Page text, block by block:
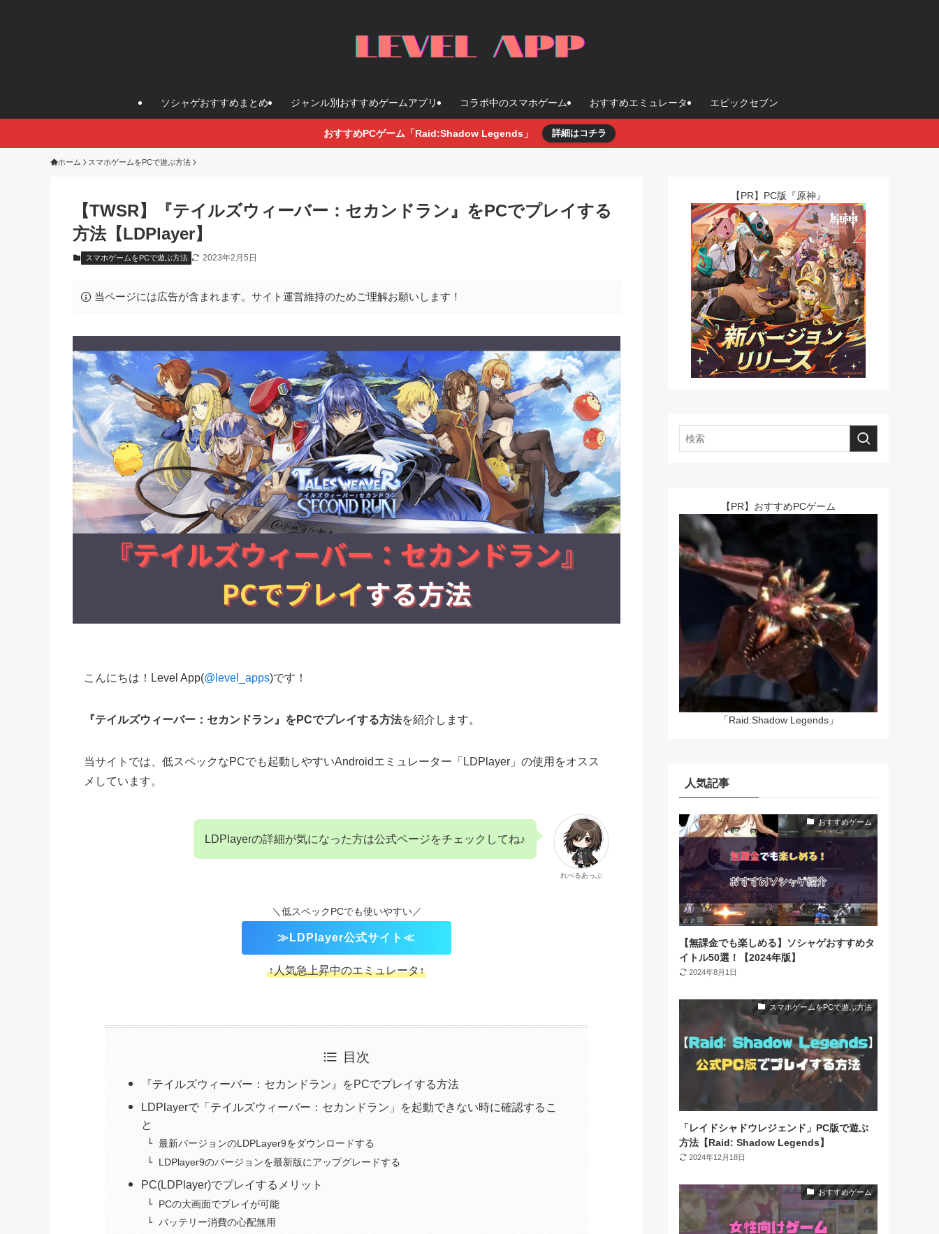
ソシャゲおすすめまとめ ジャンル別おすすめゲームアプリ コラボ中のスマホゲーム おすすめエミュレータ エピックセブン
おすすめPCゲーム「Raid:Shadow Legends」 詳細はコチラ
ホーム スマホゲームをPCで遊ぶ方法
【TWSR】『テイルズウィーバー：セカンドラン』をPCでプレイする
方法【LDPlayer】
スマホゲームをPCで遊ぶ方法 2023年2月5日
当ページには広告が含まれます。サイト運営維持のためご理解お願いします！
こんにちは！Level App(@level_apps)です！
『テイルズウィーバー：セカンドラン』をPCでプレイする方法を紹介します。
当サイトでは、低スペックなPCでも起動しやすいAndroidエミュレーター「LDPlayer」の使用をオスス
メしています。
れべるあっぷ
LDPlayerの詳細が気になった方は公式ページをチェックしてね♪
＼低スペックPCでも使いやすい／
≫LDPlayer公式サイト≪
↑人気急上昇中のエミュレータ↑
目次
『テイルズウィーバー：セカンドラン』をPCでプレイする方法
LDPlayerで「テイルズウィーバー：セカンドラン」を起動できない時に確認するこ
と
最新バージョンのLDPLayer9をダウンロードする
LDPlayer9のバージョンを最新版にアップグレードする
PC(LDPlayer)でプレイするメリット
PCの大画面でプレイが可能
バッテリー消費の心配無用
【PR】PC版『原神』
【PR】おすすめPCゲーム
「Raid:Shadow Legends」
人気記事
おすすめゲーム
【無課金でも楽しめる】ソシャゲおすすめタ
イトル50選！【2024年版】
2024年8月1日
スマホゲームをPCで遊ぶ方法
「レイドシャドウレジェンド」PC版で遊ぶ
方法【Raid: Shadow Legends】
2024年12月18日
おすすめゲーム